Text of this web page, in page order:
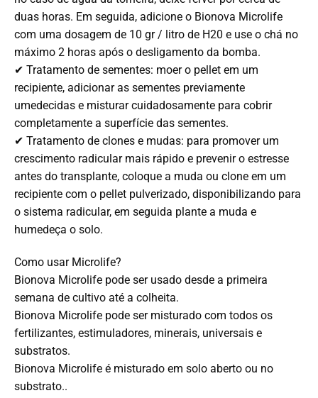
duas horas. Em seguida, adicione o Bionova Microlife
com uma dosagem de 10 gr / litro de H20 e use o chá no
máximo 2 horas após o desligamento da bomba.
✔ Tratamento de sementes: moer o pellet em um
recipiente, adicionar as sementes previamente
umedecidas e misturar cuidadosamente para cobrir
completamente a superfície das sementes.
✔ Tratamento de clones e mudas: para promover um
crescimento radicular mais rápido e prevenir o estresse
antes do transplante, coloque a muda ou clone em um
recipiente com o pellet pulverizado, disponibilizando para
o sistema radicular, em seguida plante a muda e
humedeça o solo.
Como usar Microlife?
Bionova Microlife pode ser usado desde a primeira
semana de cultivo até a colheita.
Bionova Microlife pode ser misturado com todos os
fertilizantes, estimuladores, minerais, universais e
substratos.
Bionova Microlife é misturado em solo aberto ou no
substrato..